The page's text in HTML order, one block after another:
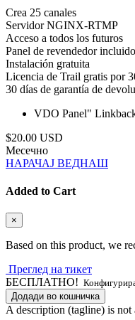
Crea 25 canales
Servidor NGINX-RTMP
Acceso a todos los futuros
Panel de revendedor incluido
Instalación gratuita
Licencia de Trail gratis por
30 días de garantía de
VDO Panel"
$20.00 USD
Месечно
НАРАЧАЈ ВЕДНАШ
Added to Cart
×
Based on this product, we
Преглед на тикет
БЕСПЛАТНО!
Додади во кошничка
A description (tagline) is